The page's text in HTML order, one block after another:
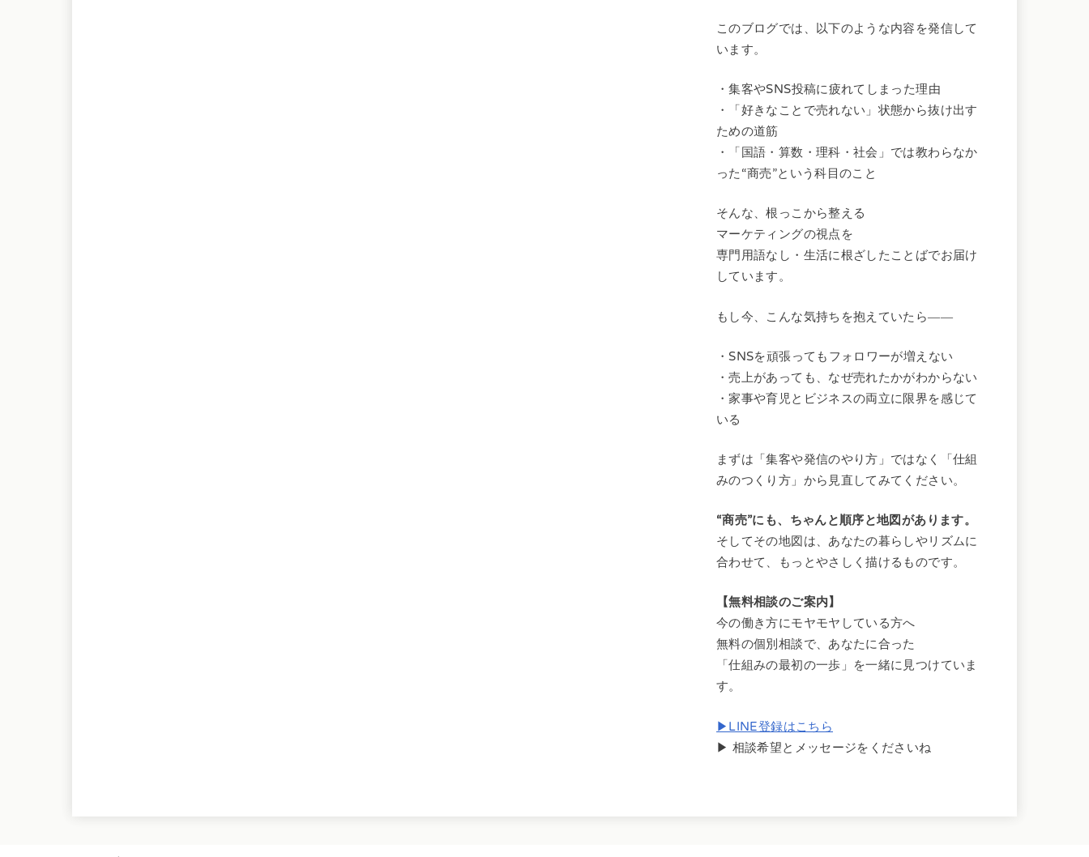
このブログでは、以下のような内容を発信して
います。
・集客やSNS投稿に疲れてしまった理由
・「好きなことで売れない」状態から抜け出す
ための道筋
・「国語・算数・理科・社会」では教わらなか
った“商売”という科目のこと
そんな、根っこから整える
マーケティングの視点を
専門用語なし・生活に根ざしたことばでお届け
しています。
もし今、こんな気持ちを抱えていたら――
・SNSを頑張ってもフォロワーが増えない
・売上があっても、なぜ売れたかがわからない
・家事や育児とビジネスの両立に限界を感じて
いる
まずは「集客や発信のやり方」ではなく「仕組
みのつくり方」から見直してみてください。
“商売”にも、ちゃんと順序と地図があります。
そしてその地図は、あなたの暮らしやリズムに
合わせて、もっとやさしく描けるものです。
【無料相談のご案内】
今の働き方にモヤモヤしている方へ
無料の個別相談で、あなたに合った
「仕組みの最初の一歩」を一緒に見つけていま
す。
▶LINE登録はこちら
▶ 相談希望とメッセージをくださいね